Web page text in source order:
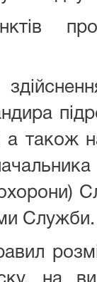
а також
Служби.